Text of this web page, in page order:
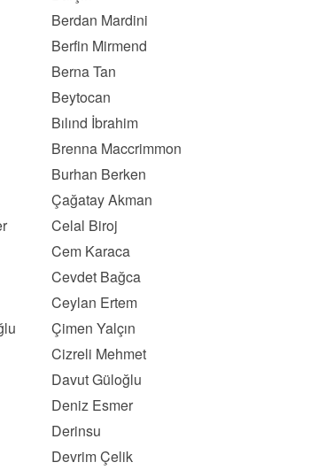
Berdan Mardini
Berfin Mirmend
Berna Tan
Beytocan
Bılınd İbrahim
Brenna Maccrimmon
Burhan Berken
Çağatay Akman
Celal Biroj
Cem Karaca
Cevdet Bağca
Ceylan Ertem
Çimen Yalçın
Cizreli Mehmet
Davut Güloğlu
Deniz Esmer
Derinsu
Devrim Çelik